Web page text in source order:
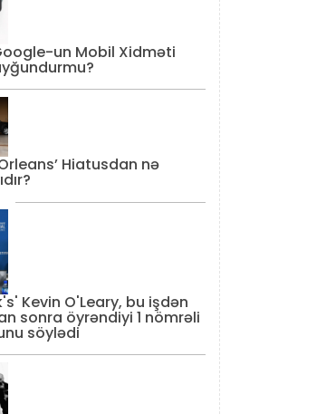
un Mobil Xidməti
Hiatusdan nə
Kevin O'Leary, bu işdən
sonra öyrəndiyi 1 nömrəli
söylədi